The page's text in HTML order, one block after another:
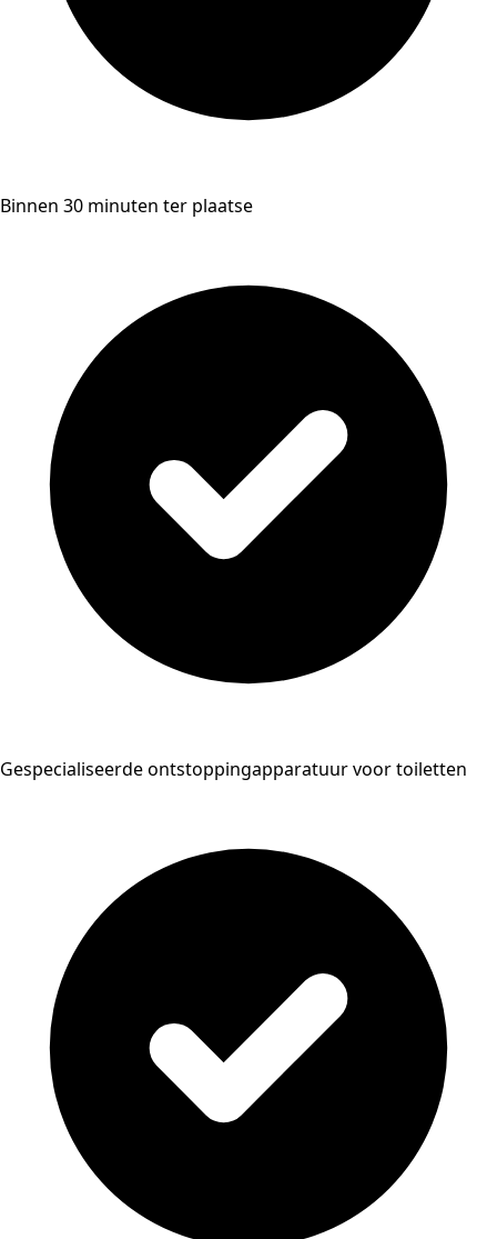
Binnen 30 minuten ter plaatse
Gespecialiseerde ontstoppingapparatuur voor toiletten